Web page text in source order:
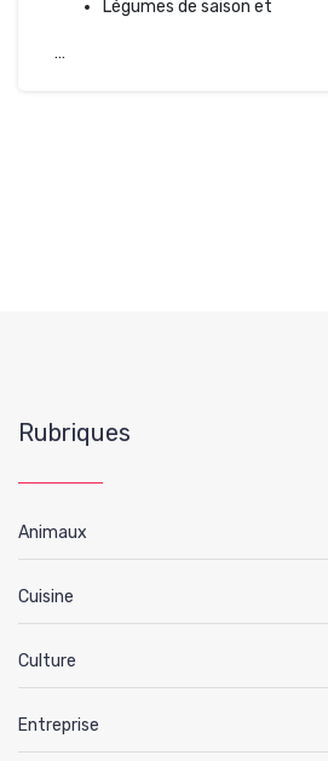
Légumes de saison et
…
Rubriques
Animaux
Cuisine
Culture
Entreprise